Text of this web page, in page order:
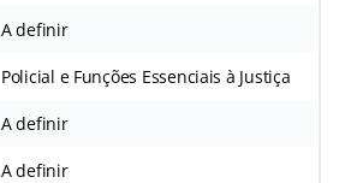
A definir
Policial e Funções Essenciais à Justiça
A definir
A definir